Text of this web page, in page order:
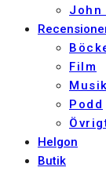
John
Film
Musik
Podd
Helgon
Butik